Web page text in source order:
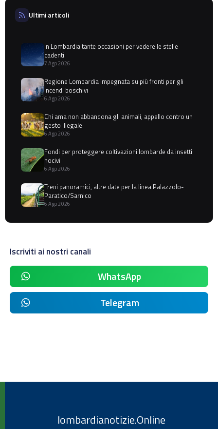
Ultimi articoli
In Lombardia tante occasioni per vedere le stelle
cadenti
7 Ago 2026
Regione Lombardia impegnata su più fronti per gli
incendi boschivi
6 Ago 2026
Chi ama non abbandona gli animali, appello contro un
gesto illegale
6 Ago 2026
Fondi per proteggere coltivazioni lombarde da insetti
nocivi
6 Ago 2026
Treni panoramici, altre date per la linea Palazzolo-
Paratico/Sarnico
6 Ago 2026
Iscriviti ai nostri canali
WhatsApp
Telegram
lombardianotizie.Online